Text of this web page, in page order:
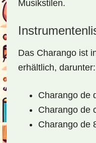
Musikstilen.
Das Charango ist
erhältlich, darunter:
Charango de
Charango de
Charango de